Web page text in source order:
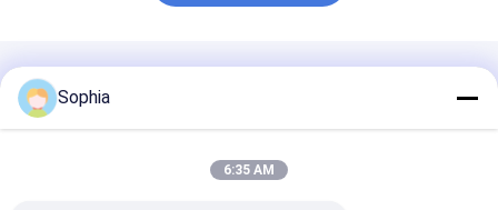
Het Afgietsel van de precisieinvestering
Geadviseerde Producten
Sophia
6:35 AM